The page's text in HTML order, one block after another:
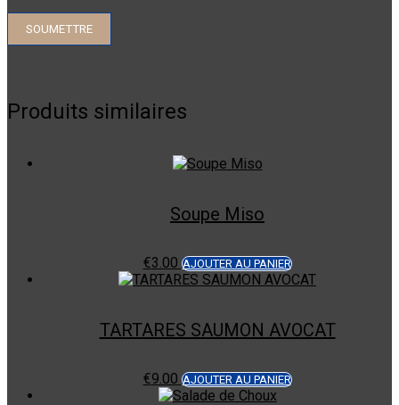
Produits similaires
Soupe Miso
€3.00 AJOUTER AU PANIER
TARTARES SAUMON AVOCAT
€9.00 AJOUTER AU PANIER